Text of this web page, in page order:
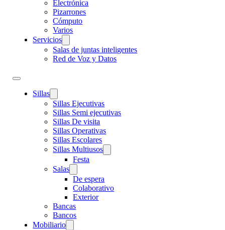
Electrónica
Pizarrones
Cómputo
Varios
Servicios
Salas de juntas inteligentes
Red de Voz y Datos
Sillas
Sillas Ejecutivas
Sillas Semi ejecutivas
Sillas De visita
Sillas Operativas
Sillas Escolares
Sillas Multiusos
Festa
Salas
De espera
Colaborativo
Exterior
Bancas
Bancos
Mobiliario